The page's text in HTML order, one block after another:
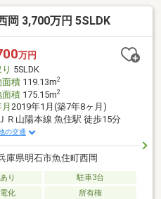
す。断熱等級4・総合省エネ基
の安心を守る関電SOSの設備
バルコニーなど、暮らしやす
岡 3,700万円 5SLDK
万円
5SLDK
面積119.13m2
面積175.15m2
2019年1月(築7年8ヶ月)
ＪＲ山陽本線 魚住駅 徒歩15分
の交通
庫県明石市魚住町西岡
り
駐車3台
化 所有権